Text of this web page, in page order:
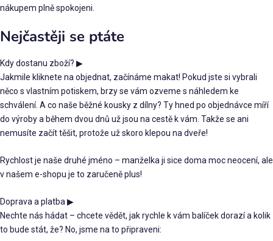
nákupem plně spokojeni.
Nejčastěji se ptáte
Kdy dostanu zboží? ▶
Jakmile kliknete na objednat, začínáme makat! Pokud jste si vybrali
něco s vlastním potiskem, brzy se vám ozveme s náhledem ke
schválení. A co naše běžné kousky z dílny? Ty hned po objednávce míří
do výroby a během dvou dnů už jsou na cestě k vám. Takže se ani
nemusíte začít těšit, protože už skoro klepou na dveře!
Rychlost je naše druhé jméno – manželka ji sice doma moc neocení, ale
v našem e-shopu je to zaručeně plus!
Doprava a platba ▶
Nechte nás hádat – chcete vědět, jak rychle k vám balíček dorazí a kolik
to bude stát, že? No, jsme na to připraveni: